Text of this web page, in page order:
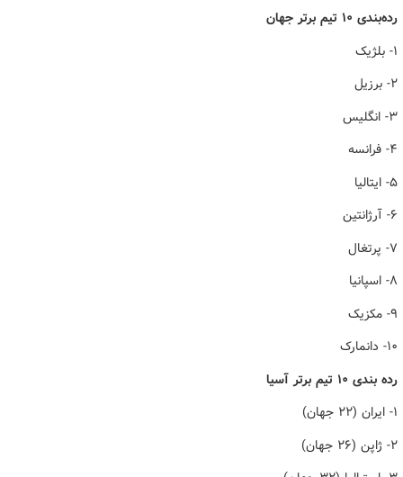
رده‌بندی ۱۰ تیم برتر جهان
۱- بلژیک
۲- برزیل
۳- انگلیس
۴- فرانسه
۵- ایتالیا
۶- آرژانتین
۷- پرتغال
۸- اسپانیا
۹- مکزیک
۱۰- دانمارک
رده بندی ۱۰ تیم برتر آسیا
۱- ایران (۲۲ جهان)
۲- ژاپن (۲۶ جهان)